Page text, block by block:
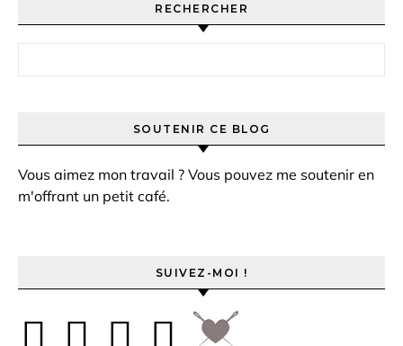
RECHERCHER
SOUTENIR CE BLOG
Vous aimez mon travail ? Vous pouvez me soutenir en
m'offrant un petit café.
SUIVEZ-MOI !